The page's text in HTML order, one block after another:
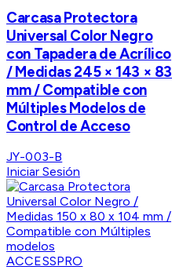
Carcasa Protectora
Universal Color Negro
con Tapadera de Acrílico
/ Medidas 245 × 143 × 83
mm / Compatible con
Múltiples Modelos de
Control de Acceso
JY-003-B
Iniciar Sesión
ACCESSPRO